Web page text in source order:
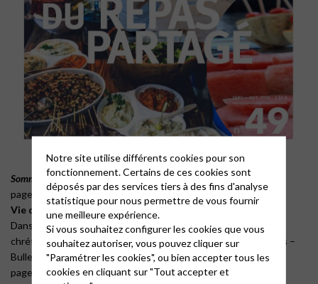
Sommaire
page 6
Vie de l’Église
Dans les familles – Culte de rentrée – Ciné-club par le festival
chrétien du cinéma de Bois-Colombes – Inauguration du parvis –
Bulletin d’abonnement
page 9
Notre site utilise différents cookies pour son
fonctionnement. Certains de ces cookies sont
déposés par des services tiers à des fins d'analyse
statistique pour nous permettre de vous fournir
une meilleure expérience.
Si vous souhaitez configurer les cookies que vous
souhaitez autoriser, vous pouvez cliquer sur
"Paramétrer les cookies", ou bien accepter tous les
cookies en cliquant sur "Tout accepter et